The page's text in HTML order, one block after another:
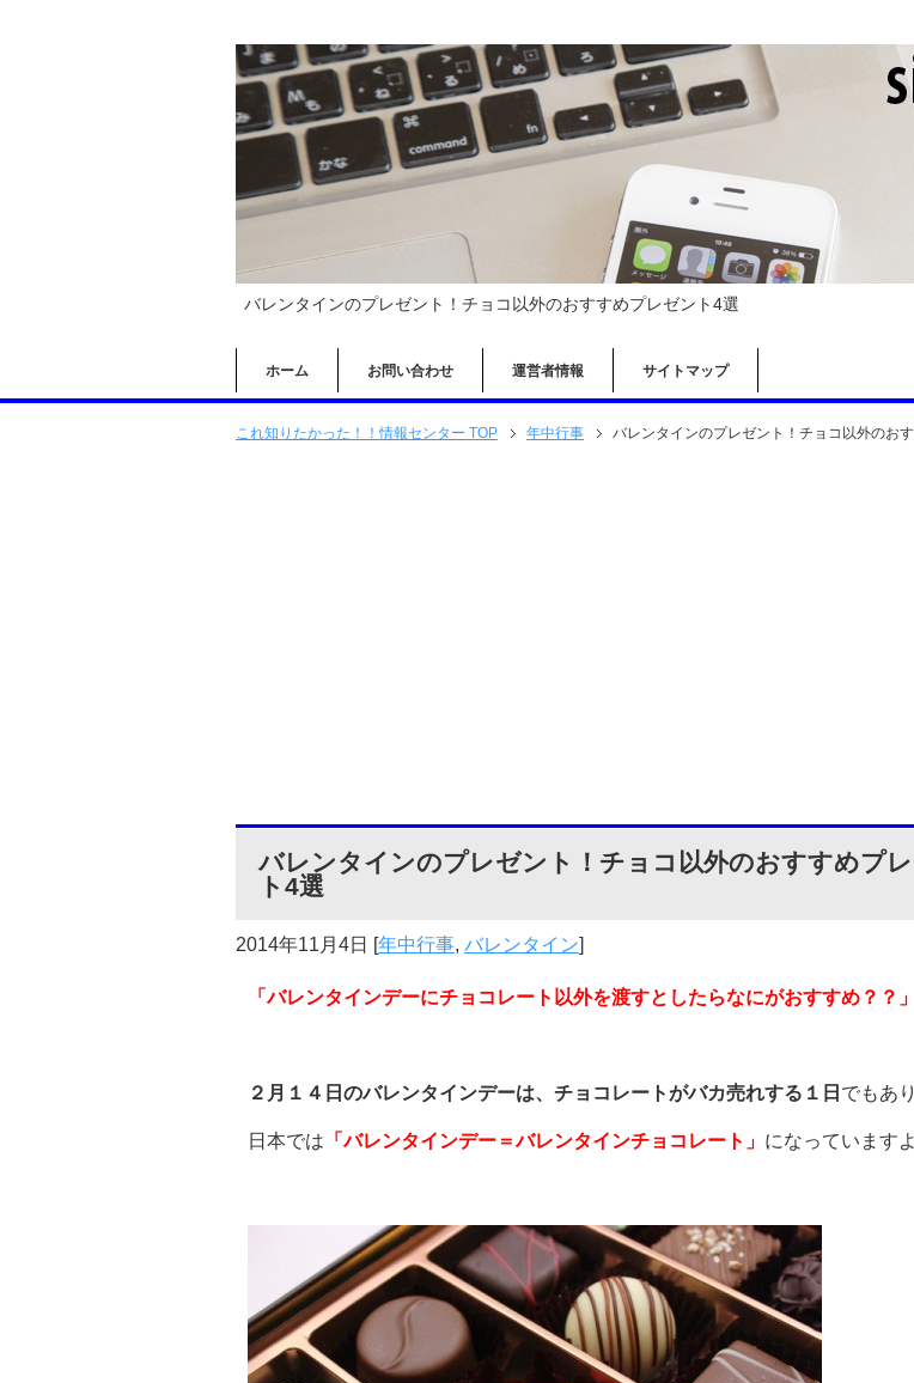
バレンタインのプレゼント！チョコ以外のおすすめプレゼント4選
ホーム お問い合わせ 運営者情報 サイトマップ
これ知りたかった！！情報センター TOP 年中行事 バレンタインのプレゼント！チョコ以外のお
バレンタインのプレゼント！チョコ以外のおすすめプ
ト4選
2014年11月4日 [年中行事, バレンタイン]
「バレンタインデーにチョコレート以外を渡すとしたらなにがおすすめ？？」
２月１４日のバレンタインデーは、チョコレートがバカ売れする１日 でもあ
日本では 「バレンタインデー＝バレンタインチョコレート」 になっています